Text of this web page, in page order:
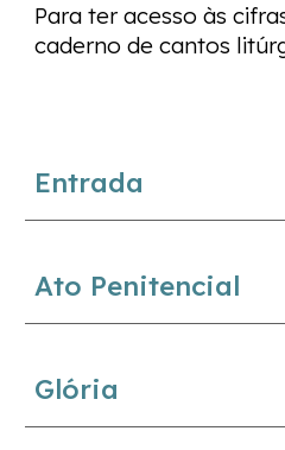
Para ter acesso às
caderno de cantos
Entrada
Ato Penitencial
Glória